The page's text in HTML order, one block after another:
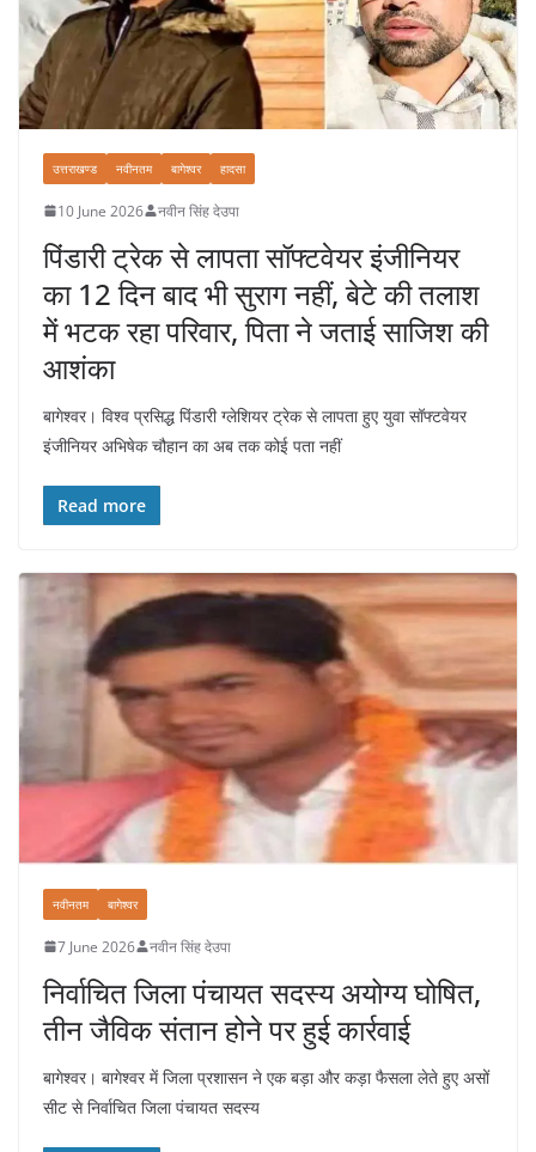
उत्तराखण्ड नवीनतम बागेश्वर हादसा
10 June 2026 नवीन सिंह देउपा
पिंडारी ट्रेक से लापता सॉफ्टवेयर इंजीनियर
का 12 दिन बाद भी सुराग नहीं, बेटे की तलाश
में भटक रहा परिवार, पिता ने जताई साजिश की
आशंका
बागेश्वर। विश्व प्रसिद्ध पिंडारी ग्लेशियर ट्रेक से लापता हुए युवा सॉफ्टवेयर
इंजीनियर अभिषेक चौहान का अब तक कोई पता नहीं
Read more
नवीनतम बागेश्वर
7 June 2026 नवीन सिंह देउपा
निर्वाचित जिला पंचायत सदस्य अयोग्य घोषित,
तीन जैविक संतान होने पर हुई कार्रवाई
बागेश्वर। बागेश्वर में जिला प्रशासन ने एक बड़ा और कड़ा फैसला लेते हुए असों
सीट से निर्वाचित जिला पंचायत सदस्य